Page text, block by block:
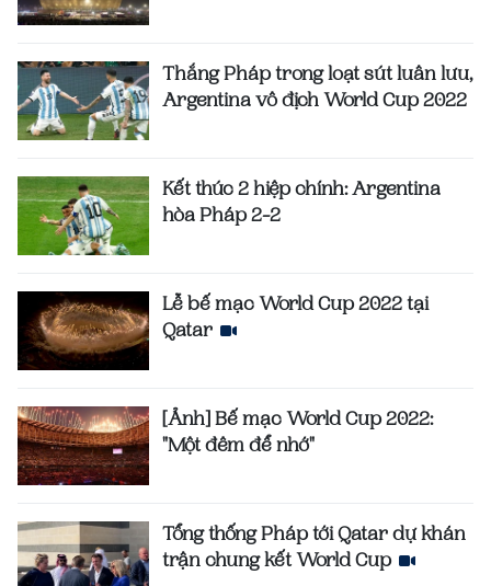
Thắng Pháp trong loạt sút luân lưu,
Argentina vô địch World Cup 2022
Kết thúc 2 hiệp chính: Argentina
hòa Pháp 2-2
Lễ bế mạc World Cup 2022 tại
Qatar
[Ảnh] Bế mạc World Cup 2022:
"Một đêm để nhớ"
Tổng thống Pháp tới Qatar dự khán
trận chung kết World Cup